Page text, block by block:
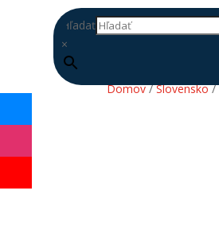
Hľadať
×
Domov/Slovensko/